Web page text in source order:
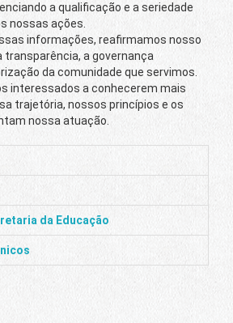
a qualificação e a seriedade
nossas ações.
informações, reafirmamos nosso
a governança
da comunidade que servimos.
interessados a conhecerem mais
trajetória, nossos princípios e os
nossa atuação.
da Educação